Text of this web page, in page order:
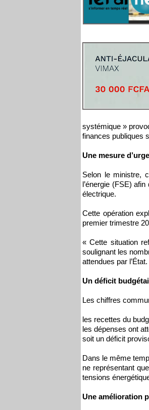
systémique »
finances publiques
Une mesure
Selon le ministre,
l’énergie (FSE)
électrique.
Cette opération
premier trimestre
« Cette situation
soulignant les
attendues par l’État.
Un déficit
Les chiffres
les recettes du
les dépenses ont
soit un déficit
Dans le même
ne représentant
tensions
Une amélioration